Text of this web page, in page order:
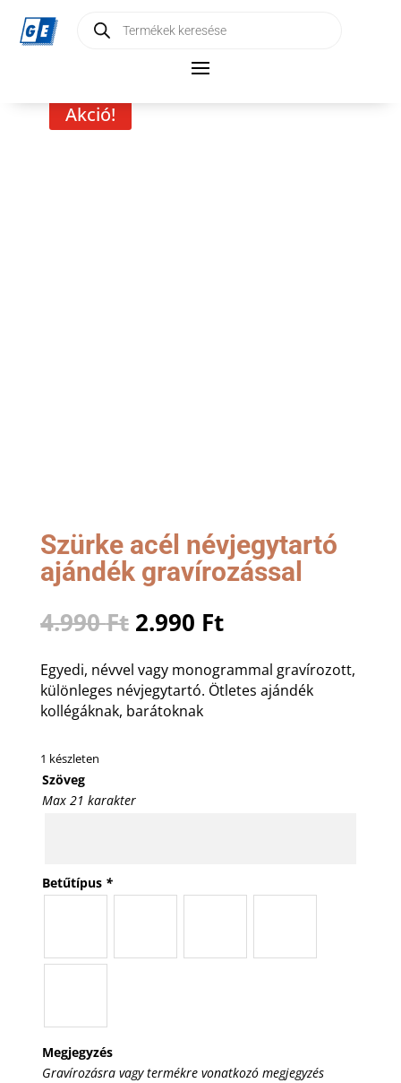
search
Akció!
Szürke acél névjegytartó
ajándék gravírozással
4.990Ft Original
price
was:
4.990 Ft.
2.990 FtCurrent
price
is:
2.990 Ft.
Egyedi, névvel vagy monogrammal gravírozott,
különleges névjegytartó. Ötletes ajándék
kollégáknak, barátoknak
1 készleten
Szöveg
Max 21 karakter
Betűtípus *
Megjegyzés
Gravírozásra vagy termékre vonatkozó megjegyzés